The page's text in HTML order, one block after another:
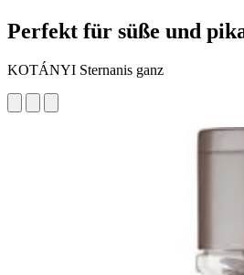
Perfekt für süße und
KOTÁNYI Sternanis ganz